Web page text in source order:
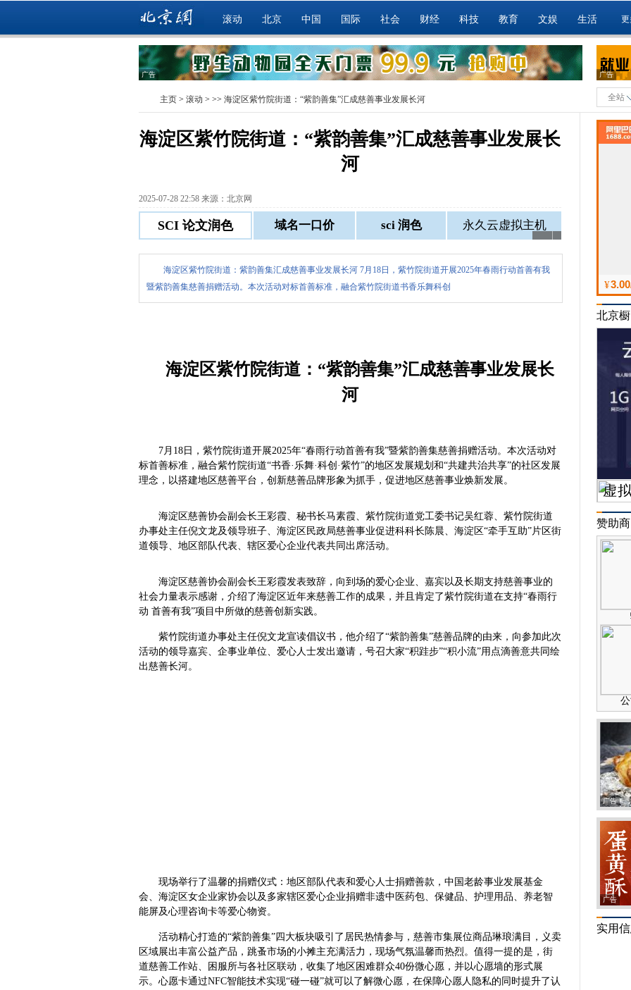
滚动 北京 中国 国际 社会 财经 科技 教育 文娱 生活
广告 广告
主页 > 滚动 > >> 海淀区紫竹院街道：“紫韵善集”汇成慈善事业发展长河 全站
海淀区紫竹院街道：“紫韵善集”汇成慈善事业发展长
河
2025-07-28 22:58 来源：北京网
海淀区紫竹院街道：紫韵善集汇成慈善事业发展长河 7月18日，紫竹院街道开展2025年春雨行动首善有我
暨紫韵善集慈善捐赠活动。本次活动对标首善标准，融合紫竹院街道书香乐舞科创
海淀区紫竹院街道：“紫韵善集”汇成慈善事业发展长
河
7月18日，紫竹院街道开展2025年“春雨行动首善有我”暨紫韵善集慈善捐赠活动。本次活动对
标首善标准，融合紫竹院街道“书香·乐舞·科创·紫竹”的地区发展规划和“共建共治共享”的社区发展
理念，以搭建地区慈善平台，创新慈善品牌形象为抓手，促进地区慈善事业焕新发展。
海淀区慈善协会副会长王彩霞、秘书长马素霞、紫竹院街道党工委书记吴红蓉、紫竹院街道
办事处主任倪文龙及领导班子、海淀区民政局慈善事业促进科科长陈晨、海淀区“牵手互助”片区街
道领导、地区部队代表、辖区爱心企业代表共同出席活动。
海淀区慈善协会副会长王彩霞发表致辞，向到场的爱心企业、嘉宾以及长期支持慈善事业的
社会力量表示感谢，介绍了海淀区近年来慈善工作的成果，并且肯定了紫竹院街道在支持“春雨行
动 首善有我”项目中所做的慈善创新实践。
紫竹院街道办事处主任倪文龙宣读倡议书，他介绍了“紫韵善集”慈善品牌的由来，向参加此次
活动的领导嘉宾、企事业单位、爱心人士发出邀请，号召大家“积跬步”“积小流”用点滴善意共同绘
出慈善长河。
现场举行了温馨的捐赠仪式：地区部队代表和爱心人士捐赠善款，中国老龄事业发展基金
会、海淀区女企业家协会以及多家辖区爱心企业捐赠非遗中医药包、保健品、护理用品、养老智
能屏及心理咨询卡等爱心物资。
活动精心打造的“紫韵善集”四大板块吸引了居民热情参与，慈善市集展位商品琳琅满目，义卖
区域展出丰富公益产品，跳蚤市场的小摊主充满活力，现场气氛温馨而热烈。值得一提的是，街
道慈善工作站、困服所与各社区联动，收集了地区困难群众40份微心愿，并以心愿墙的形式展
示。心愿卡通过NFC智能技术实现“碰一碰”就可以了解微心愿，在保障心愿人隐私的同时提升了认
北京
赞助商
广告
广告
实用